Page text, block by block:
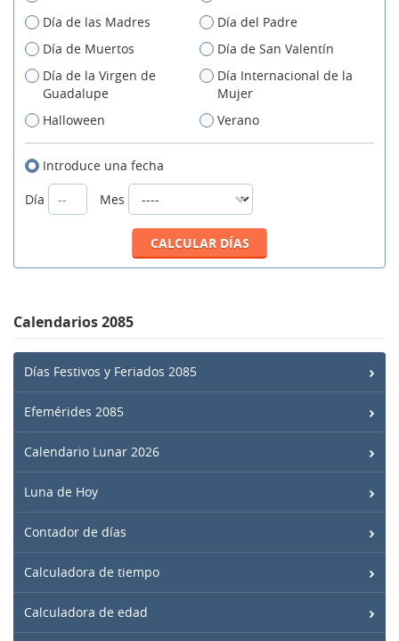
Día de las Madres
Día del Padre
Día de Muertos
Día de San Valentín
Día de la Virgen de
Guadalupe
Día Internacional de la
Mujer
Halloween
Verano
Introduce una fecha
Día
Mes
Calendarios 2085
Días Festivos y Feriados 2085
Efemérides 2085
Calendario Lunar 2026
Luna de Hoy
Contador de días
Calculadora de tiempo
Calculadora de edad